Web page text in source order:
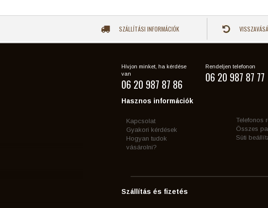
SZÁLLÍTÁSI INFORMÁCIÓK
Hívjon minket, ha kérdése
van
06 20 987 87 86
Rendeljen telefonon
06 20 987 87 77
Hasznos információk
Kapcsolat
Gyakori kérdések
Hogyan tudok
vásárolni?
Telefonos
Összes
Süti
Szállítás és fizetés